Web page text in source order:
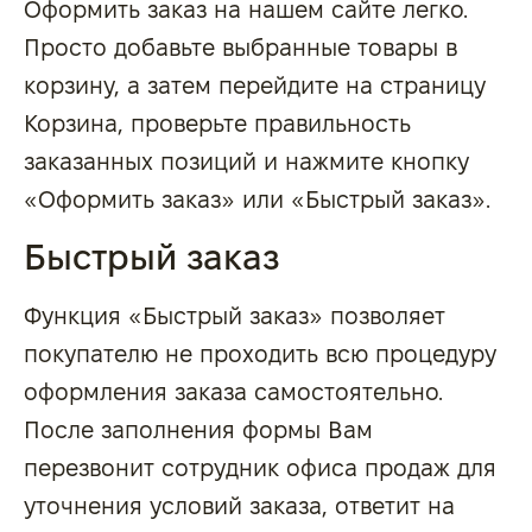
Оформить заказ на нашем сайте легко.
Просто добавьте выбранные товары в
корзину, а затем перейдите на страницу
Корзина, проверьте правильность
заказанных позиций и нажмите кнопку
«Оформить заказ» или «Быстрый заказ».
Быстрый заказ
Функция «Быстрый заказ» позволяет
покупателю не проходить всю процедуру
оформления заказа самостоятельно.
После заполнения формы Вам
перезвонит сотрудник офиса продаж для
уточнения условий заказа, ответит на